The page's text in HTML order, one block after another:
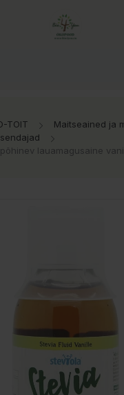
TOIT
Maitseained ja
lauamagusaine